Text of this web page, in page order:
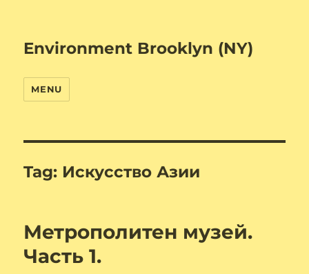
Environment Brooklyn (NY)
MENU
Tag: Искусство Азии
Метрополитен музей.
Часть 1.